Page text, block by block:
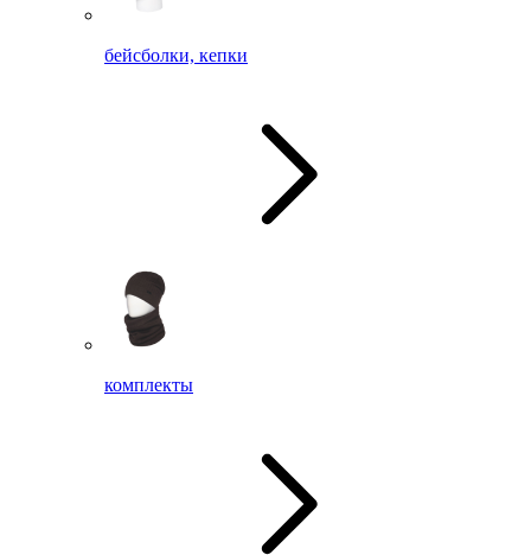
бейсболки, кепки
комплекты